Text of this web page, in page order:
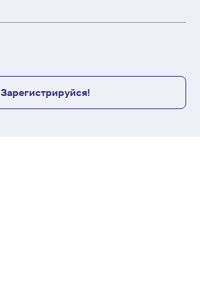
Зарегистрируйся!